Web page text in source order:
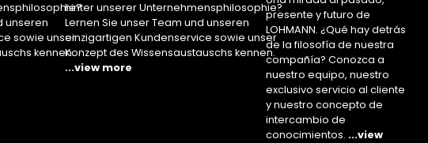
unseren
sowie unser
kennen.
hinter unserer Unternehmensphilosophie?
Lernen Sie unser Team und unseren
einzigartigen Kundenservice sowie unser
Konzept des Wissensaustauschs kennen.
...view more
presente y futuro de
LOHMANN. ¿Qué hay detrás
de la filosofía de nuestra
compañía? Conozca a
nuestro equipo, nuestro
exclusivo servicio al cliente
y nuestro concepto de
intercambio de
conocimientos. ...view